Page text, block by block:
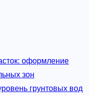
оформление
зон
грунтовых вод